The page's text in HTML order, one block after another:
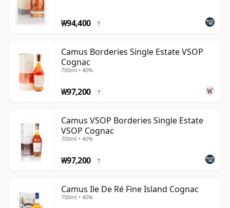
₩94,400 ?
Camus Borderies Single Estate VSOP
Cognac
700ml • 40%
₩97,200 ?
Camus VSOP Borderies Single Estate
VSOP Cognac
700ml • 40%
₩97,200 ?
Camus Ile De Ré Fine Island Cognac
700ml • 40%